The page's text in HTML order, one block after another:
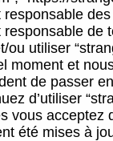
responsable
responsable
ou utiliser
moment et
de passer
d’utiliser
vous acceptez
été mises à